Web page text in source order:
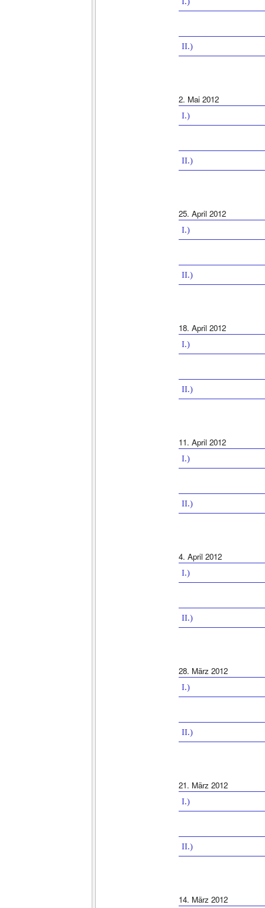
II.)
2. Mai 2012
I.)
II.)
25. April 2012
I.)
II.)
18. April 2012
I.)
II.)
11. April 2012
I.)
II.)
4. April 2012
I.)
II.)
28. März 2012
I.)
II.)
21. März 2012
I.)
II.)
14. März 2012